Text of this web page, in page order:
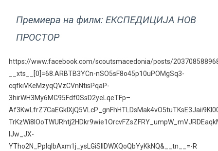
Премиера на филм: ЕКСПЕДИЦИЈА НОВ
ПРОСТОР
https://www.facebook.com/scoutsmacedonia/posts/
__xts__[0]=68.ARBTB3YCn-nSO5sF8o45p10uPOMgSq3-
cqfkiVKeMzyqQVzCVnNtisPqaP-
3hirWH3My6MG95Fdf0SsD2yeLqeTFp–
lJw_JX-
YTho2N_PplqIbAxm1j_ysLGiSIlDWXQoQbYyKkNQ&__tn__=-R